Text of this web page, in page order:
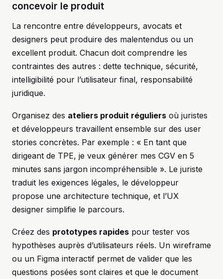
concevoir le produit
La rencontre entre développeurs, avocats et
designers peut produire des malentendus ou un
excellent produit. Chacun doit comprendre les
contraintes des autres : dette technique, sécurité,
intelligibilité pour l’utilisateur final, responsabilité
juridique.
Organisez des ateliers produit réguliers où juristes
et développeurs travaillent ensemble sur des user
stories concrètes. Par exemple : « En tant que
dirigeant de TPE, je veux générer mes CGV en 5
minutes sans jargon incompréhensible ». Le juriste
traduit les exigences légales, le développeur
propose une architecture technique, et l’UX
designer simplifie le parcours.
Créez des prototypes rapides pour tester vos
hypothèses auprès d’utilisateurs réels. Un wireframe
ou un Figma interactif permet de valider que les
questions posées sont claires et que le document